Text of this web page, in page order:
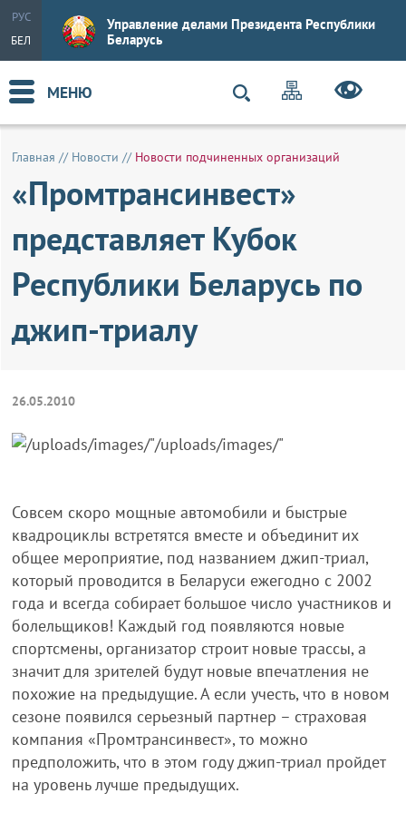
РУС
БЕЛ
Управление делами Президента Республики
Беларусь
МЕНЮ
Главная // Новости // Новости подчиненных организаций
«Промтрансинвест»
представляет Кубок
Республики Беларусь по
джип-триалу
26.05.2010
Совсем скоро мощные автомобили и быстрые
квадроциклы встретятся вместе и объединит их
общее мероприятие, под названием джип-триал,
который проводится в Беларуси ежегодно с 2002
года и всегда собирает большое число участников и
болельщиков! Каждый год появляются новые
спортсмены, организатор строит новые трассы, а
значит для зрителей будут новые впечатления не
похожие на предыдущие. А если учесть, что в новом
сезоне появился серьезный партнер – страховая
компания «Промтрансинвест», то можно
предположить, что в этом году джип-триал пройдет
на уровень лучше предыдущих.